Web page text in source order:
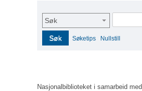
Søk
Søk Søketips Nullstill
Nasjonalbiblioteket i samarbeid med